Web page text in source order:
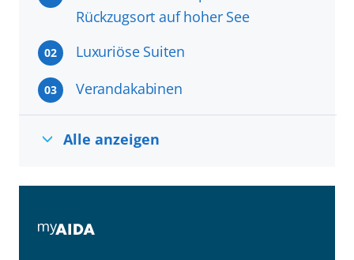
Rückzugsort auf hoher See
02 Luxuriöse Suiten
03 Verandakabinen
Alle anzeigen